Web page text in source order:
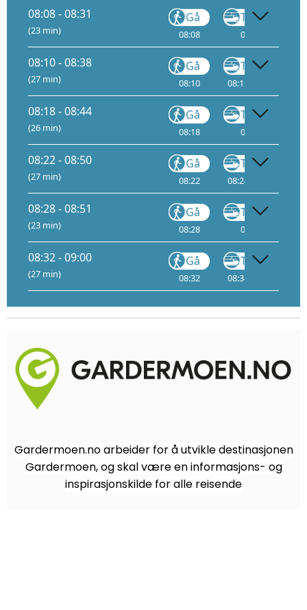
08:08 - 08:31
(23 min)
Gå
08:08
Tog FLY2
08:10
08:10 - 08:38
(27 min)
Gå
08:10
Tog
08:12
08:18 - 08:44
(26 min)
Gå
08:18
Tog FLY1
08:20
08:22 - 08:50
(27 min)
Gå
08:22
Tog
08:24
08:28 - 08:51
(23 min)
Gå
08:28
Tog FLY2
08:30
08:32 - 09:00
(27 min)
Gå
08:32
Tog
08:34
Gardermoen.no arbeider for å utvikle destinasjonen
Gardermoen, og skal være en informasjons- og
inspirasjonskilde for alle reisende